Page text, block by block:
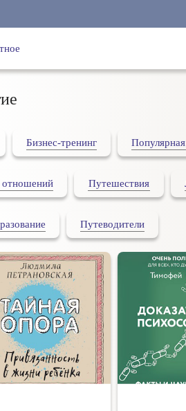
Бизнес-тренинг Популярная
отношений Путешествия
Путеводители